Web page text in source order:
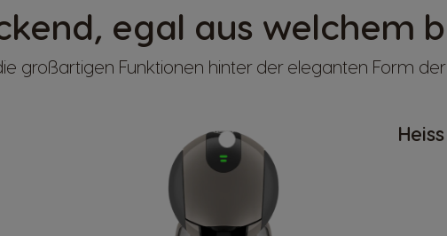
egal aus welchem
großartigen Funktionen hinter der eleganten Form der